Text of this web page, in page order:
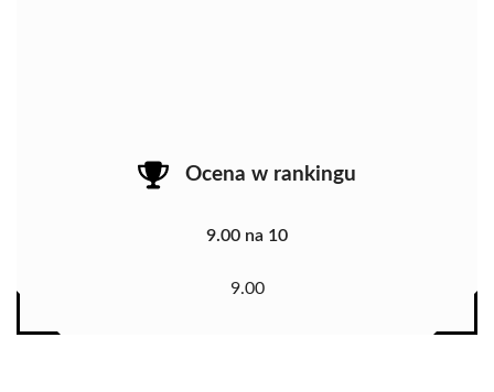
Ocena w rankingu
9.00 na 10
9.00